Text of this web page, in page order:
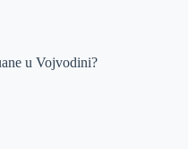
u Vojvodini?